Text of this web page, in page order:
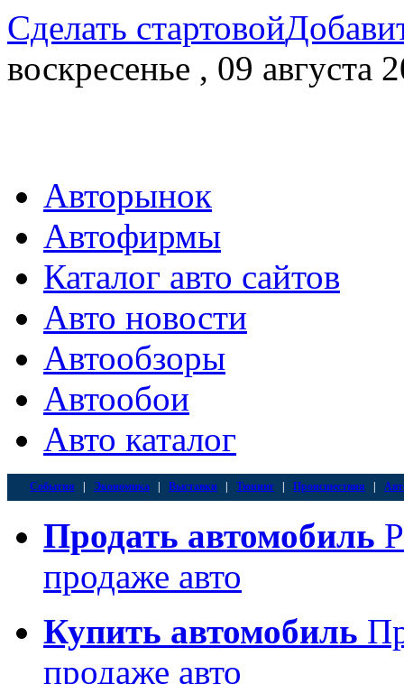
Сделать стартовой
воскресенье , 09 августа
Авторынок
Автофирмы
Каталог авто сайтов
Авто новости
Автообзоры
Автообои
Авто каталог
События Экономика Выставки Тюнинг Происшествия
Продать автомобиль
продаже авто
Купить автомобиль
продаже авто